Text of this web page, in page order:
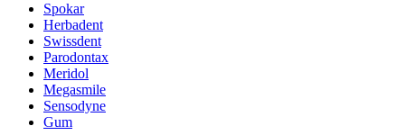
Spokar
Herbadent
Swissdent
Parodontax
Meridol
Megasmile
Sensodyne
Gum